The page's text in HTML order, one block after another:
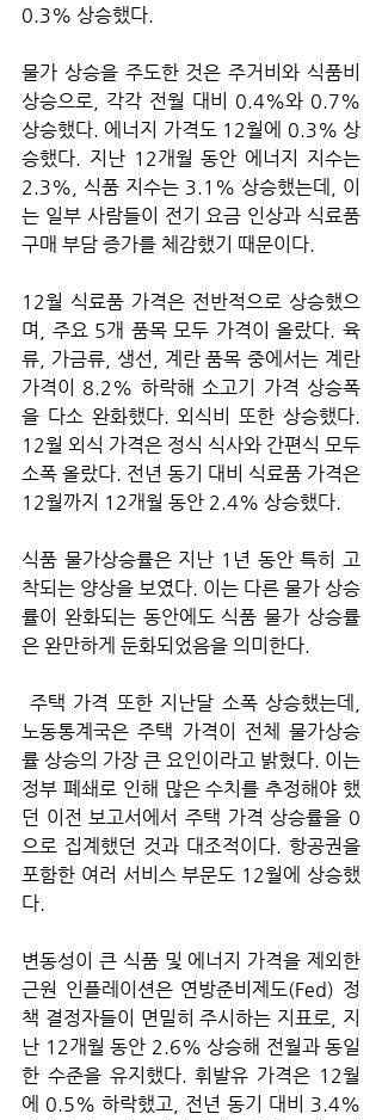
0.3% 상승했다.
물가 상승을 주도한 것은 주거비와 식품비
상승으로, 각각 전월 대비 0.4%와 0.7%
상승했다. 에너지 가격도 12월에 0.3% 상
승했다. 지난 12개월 동안 에너지 지수는
2.3%, 식품 지수는 3.1% 상승했는데, 이
는 일부 사람들이 전기 요금 인상과 식료품
구매 부담 증가를 체감했기 때문이다.
12월 식료품 가격은 전반적으로 상승했으
며, 주요 5개 품목 모두 가격이 올랐다. 육
류, 가금류, 생선, 계란 품목 중에서는 계란
가격이 8.2% 하락해 소고기 가격 상승폭
을 다소 완화했다. 외식비 또한 상승했다.
12월 외식 가격은 정식 식사와 간편식 모두
소폭 올랐다. 전년 동기 대비 식료품 가격은
12월까지 12개월 동안 2.4% 상승했다.
식품 물가상승률은 지난 1년 동안 특히 고
착되는 양상을 보였다. 이는 다른 물가 상승
률이 완화되는 동안에도 식품 물가 상승률
은 완만하게 둔화되었음을 의미한다.
노동통계국은 주택 가격이 전체 물가상승
률 상승의 가장 큰 요인이라고 밝혔다. 이는
정부 폐쇄로 인해 많은 수치를 추정해야 했
던 이전 보고서에서 주택 가격 상승률을 0
으로 집계했던 것과 대조적이다. 항공권을
포함한 여러 서비스 부문도 12월에 상승했
다.
변동성이 큰 식품 및 에너지 가격을 제외한
근원 인플레이션은 연방준비제도(Fed) 정
책 결정자들이 면밀히 주시하는 지표로, 지
난 12개월 동안 2.6% 상승해 전월과 동일
한 수준을 유지했다. 휘발유 가격은 12월
에 0.5% 하락했고, 전년 동기 대비 3.4%